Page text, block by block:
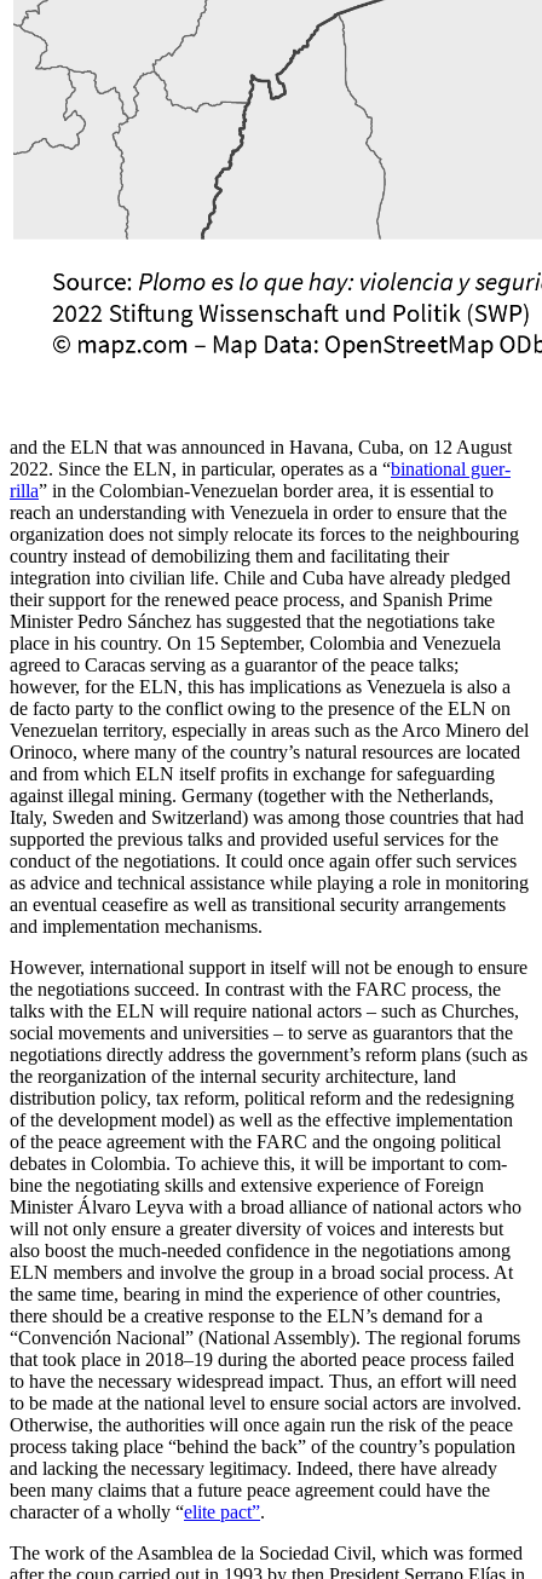
and the ELN that was announced in Havana, Cuba, on 12 August
2022. Since the ELN, in particular, operates as a “binational guer­
rilla” in the Colombian-Venezuelan border area, it is essential to
reach an understanding with Venezuela in order to ensure that the
organization does not simply relocate its forces to the neighbouring
country in­stead of demobilizing them and facilitating their
integration into civilian life. Chile and Cuba have already pledged
their support for the renewed peace process, and Spanish Prime
Minister Pedro Sánchez has suggested that the negotiations take
place in his coun­try. On 15 September, Colombia and Ven­ezuela
agreed to Caracas serving as a guar­antor of the peace talks;
however, for the ELN, this has implications as Venezuela is also a
de facto party to the conflict owing to the presence of the ELN on
Venezuelan territory, especially in areas such as the Arco Minero del
Orinoco, where many of the country’s natural resources are located
and from which ELN itself profits in ex­change for safeguarding
against illegal min­ing. Germany (together with the Nether­lands,
Italy, Sweden and Switzerland) was among those countries that had
supported the previous talks and provided useful services for the
conduct of the negotiations. It could once again offer such services
as advice and technical assistance while play­ing a role in monitoring
an eventual cease­fire as well as transitional security arrange­ments
and implementation mechanisms.
However, international support in itself will not be enough to ensure
the negotia­tions succeed. In contrast with the FARC process, the
talks with the ELN will require national actors – such as Churches,
social movements and universities – to serve as guarantors that the
negotiations directly address the government’s reform plans (such as
the reorganization of the internal security architecture, land
distribution policy, tax reform, political reform and the redesigning
of the development model) as well as the effective implementation
of the peace agreement with the FARC and the ongoing political
debates in Colombia. To achieve this, it will be important to com­
bine the negotiating skills and extensive experience of Foreign
Minister Álvaro Leyva with a broad alliance of national actors who
will not only ensure a greater diversity of voices and interests but
also boost the much-needed confidence in the negotiations among
ELN members and involve the group in a broad social process. At
the same time, bearing in mind the experience of other countries,
there should be a creative response to the ELN’s demand for a
“Con­vención Nacional” (National Assembly). The regional forums
that took place in 2018–19 during the aborted peace process failed
to have the necessary widespread impact. Thus, an effort will need
to be made at the national level to ensure social actors are involved.
Otherwise, the authorities will once again run the risk of the peace
process taking place “behind the back” of the country’s population
and lacking the necessary legiti­macy. Indeed, there have already
been many claims that a future peace agreement could have the
character of a wholly “elite pact”.
The work of the Asamblea de la Sociedad Civil, which was formed